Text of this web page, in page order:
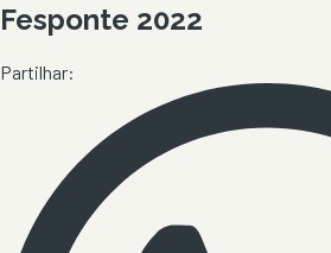
Fesponte 2022
Partilhar: